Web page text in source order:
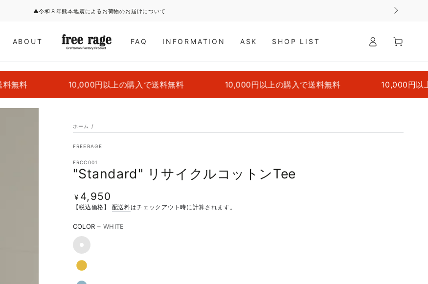
⚠令和８年熊本地震によるお荷物のお届けについて
ABOUT FAQ INFORMATION ASK SHOP LIST
イ
ー
10,000円以上の購入で送料無料 10,000円以上の購入で送料無料 10,000円以上の購入で送
ホーム /
FREERAGE
FRCC001
"Standard" リサイクルコットンTee
定
価
¥ 4,950
【税込価格】 配送料はチェックアウト時に計算されます。
COLOR – WHITE